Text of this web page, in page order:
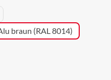
braun (RAL 8014)